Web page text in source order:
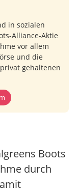
in sozialen
Alliance-Aktie
vor allem
und die
gehaltenen
Boots
durch